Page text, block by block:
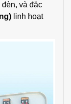
đèn, và đặc
linh hoạt